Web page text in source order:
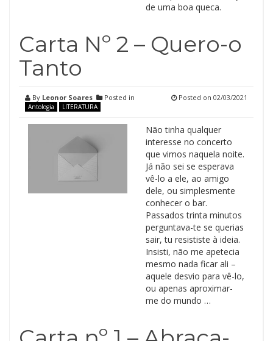
de uma boa queca.
Carta Nº 2 – Quero-o
Tanto
By Leonor Soares Posted in
Antologia LITERATURA
Posted on 02/03/2021
Não tinha qualquer
interesse no concerto
que vimos naquela noite.
Já não sei se esperava
vê-lo a ele, ao amigo
dele, ou simplesmente
conhecer o bar.
Passados trinta minutos
perguntava-te se querias
sair, tu resististe à ideia.
Insisti, não me apetecia
mesmo nada ficar ali –
aquele desvio para vê-lo,
ou apenas aproximar-
me do mundo …